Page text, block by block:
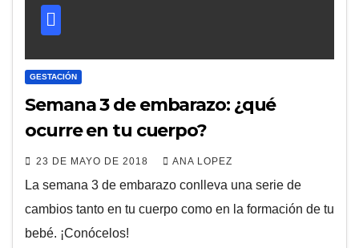
GESTACIÓN
Semana 3 de embarazo: ¿qué
ocurre en tu cuerpo?
23 DE MAYO DE 2018 ANA LOPEZ
La semana 3 de embarazo conlleva una serie de
cambios tanto en tu cuerpo como en la formación de tu
bebé. ¡Conócelos!